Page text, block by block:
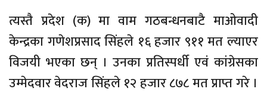
त्यस्तै प्रदेश (क) मा वाम गठबन्धनबाटै माओवादी
केन्द्रका गणेशप्रसाद सिंहले १६ हजार ९११ मत ल्याएर
विजयी भएका छन् । उनका प्रतिस्पर्धी एवं कांग्रेसका
उम्मेदवार वेदराज सिंहले १२ हजार ८७८ मत प्राप्त गरे ।